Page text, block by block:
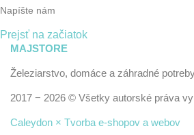
Napíšte nám
Prejsť na začiatok
MAJSTORE
Železiarstvo, domáce a záhradné
2017 − 2026 © Všetky autorské práva
Caleydon × Tvorba e-shopov a webov